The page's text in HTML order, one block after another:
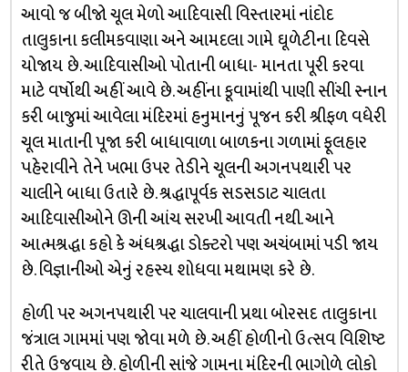
આવો જ બીજો ચૂલ મેળો આદિવાસી વિસ્તારમાં નાંદોદ
તાલુકાના કલીમકવાણા અને આમદલા ગામે ઘૂળેટીના દિવસે
યોજાય છે. આદિવાસીઓ પોતાની બાધા- માનતા પૂરી કરવા
માટે વર્ષોથી અહીં આવે છે. અહીંના કૂવામાંથી પાણી સીંચી સ્નાન
કરી બાજુમાં આવેલા મંદિરમાં હનુમાનનું પૂજન કરી શ્રીફળ વધેરી
ચૂલ માતાની પૂજા કરી બાધાવાળા બાળકના ગળામાં ફૂલહાર
પહેરાવીને તેને ખભા ઉપર તેડીને ચૂલની અગનપથારી પર
ચાલીને બાધા ઉતારે છે. શ્રદ્ધાપૂર્વક સડસડાટ ચાલતા
આદિવાસીઓને ઊની આંચ સરખી આવતી નથી. આને
આત્મશ્રદ્ધા કહો કે અંધશ્રદ્ધા ડોક્ટરો પણ અચંબામાં પડી જાય
છે. વિજ્ઞાનીઓ એનું રહસ્ય શોધવા મથામણ કરે છે.
હોળી પર અગનપથારી પર ચાલવાની પ્રથા બોરસદ તાલુકાના
જંત્રાલ ગામમાં પણ જોવા મળે છે. અહીં હોળીનો ઉત્સવ વિશિષ્ટ
રીતે ઉજવાય છે. હોળીની સાંજે ગામના મંદિરની ભાગોળે લોકો